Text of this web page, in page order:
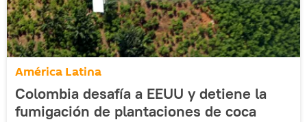
América Latina
Colombia desafía a EEUU y detiene la
fumigación de plantaciones de coca